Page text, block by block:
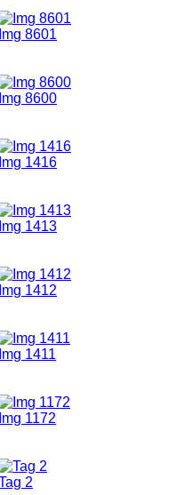
8601
8600
1416
1413
1412
1411
1172
2